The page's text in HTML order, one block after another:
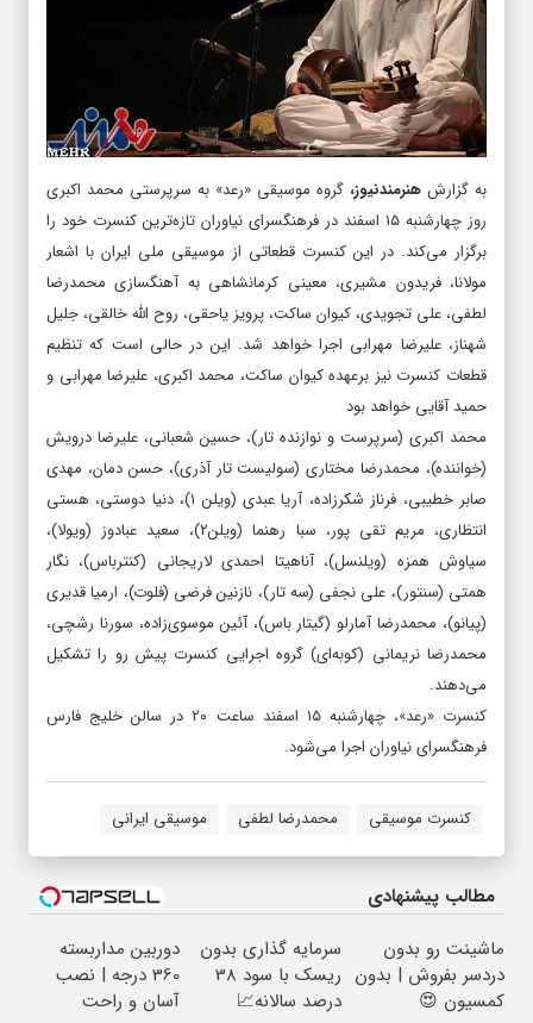
به گزارش هنرمندنیوز، گروه موسیقی «رعد» به سرپرستی محمد اکبری
روز چهارشنبه ۱۵ اسفند در فرهنگسرای نیاوران تازه‌ترین کنسرت خود را
برگزار می‌کند. در این کنسرت قطعاتی از موسیقی ملی ایران با اشعار
مولانا، فریدون مشیری، معینی کرمانشاهی به آهنگسازی محمدرضا
لطفی، علی تجویدی، کیوان ساکت، پرویز یاحقی، روح الله خالقی، جلیل
شهناز، علیرضا مهرابی اجرا خواهد شد. این در حالی است که تنظیم
قطعات کنسرت نیز برعهده کیوان ساکت، محمد اکبری، علیرضا مهرابی و
حمید آقایی خواهد بود
محمد اکبری (سرپرست و نوازنده تار)، حسین شعبانی، علیرضا درویش
(خواننده)، محمدرضا مختاری (سولیست تار آذری)، حسن دمان، مهدی
صابر خطیبی، فرناز شکرزاده، آریا عبدی (ویلن ١)، دنیا دوستی، هستی
انتظاری، مریم تقی پور، سبا رهنما (ویلن٢)، سعید عبادوز (ویولا)،
سیاوش همزه (ویلنسل)، آناهیتا احمدی لاریجانی (کنترباس)، نگار
همتی (سنتور)، علی نجفی (سه تار)، نازنین فرضی (فلوت)، ارمیا قدیری
(پیانو)، محمدرضا آمارلو (گیتار باس)، آئین موسوی‌زاده، سورنا رشچی،
محمدرضا نریمانی (کوبه‌ای) گروه اجرایی کنسرت پیش رو را تشکیل
می‌دهند.
کنسرت «رعد»، چهارشنبه ۱۵ اسفند ساعت ۲۰ در سالن خلیج فارس
فرهنگسرای نیاوران اجرا می‌شود.
کنسرت موسیقی محمدرضا لطفی موسیقی ایرانی
مطالب پیشنهادی
ماشینت رو بدون
دردسر بفروش | بدون
کمسیون 😍
سرمایه گذاری بدون
ریسک با سود 38
درصد سالانه📈
دوربین مداربسته
360 درجه | نصب
آسان و راحت